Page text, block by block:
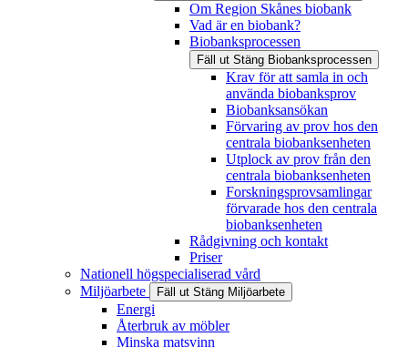
Om Region Skånes biobank
Vad är en biobank?
Biobanksprocessen
Fäll ut Stäng Biobanksprocessen
Krav för att samla in och
använda biobanksprov
Biobanksansökan
Förvaring av prov hos den
centrala biobanksenheten
Utplock av prov från den
centrala biobanksenheten
Forskningsprovsamlingar
förvarade hos den centrala
biobanksenheten
Rådgivning och kontakt
Priser
Nationell högspecialiserad vård
Miljöarbete
Fäll ut Stäng Miljöarbete
Energi
Återbruk av möbler
Minska matsvinn